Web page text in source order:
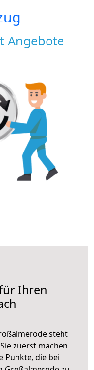
Angebote
Ihren
steht
zuerst machen
Punkte, die bei